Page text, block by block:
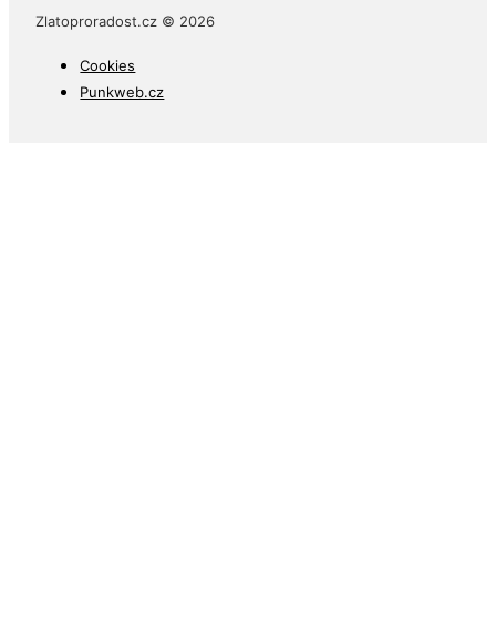
Zlatoproradost.cz © 2026
Cookies
Punkweb.cz